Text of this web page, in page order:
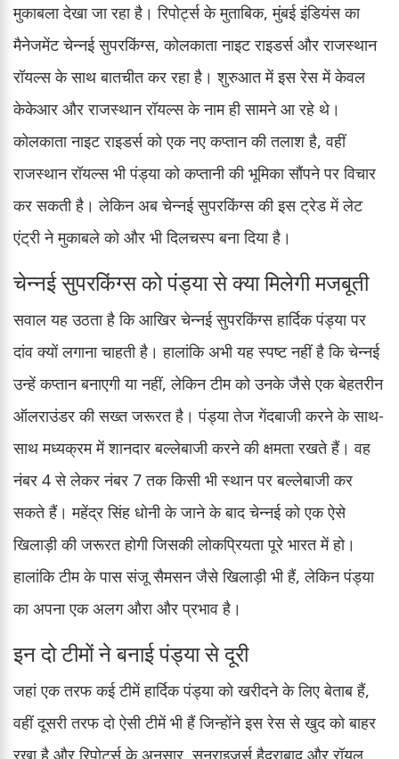
मुकाबला देखा जा रहा है। रिपोर्ट्स के मुताबिक, मुंबई इंडियंस का
मैनेजमेंट चेन्नई सुपरकिंग्स, कोलकाता नाइट राइडर्स और राजस्थान
रॉयल्स के साथ बातचीत कर रहा है। शुरुआत में इस रेस में केवल
केकेआर और राजस्थान रॉयल्स के नाम ही सामने आ रहे थे।
कोलकाता नाइट राइडर्स को एक नए कप्तान की तलाश है, वहीं
राजस्थान रॉयल्स भी पंड्या को कप्तानी की भूमिका सौंपने पर विचार
कर सकती है। लेकिन अब चेन्नई सुपरकिंग्स की इस ट्रेड में लेट
एंट्री ने मुकाबले को और भी दिलचस्प बना दिया है।
चेन्नई सुपरकिंग्स को पंड्या से क्या मिलेगी मजबूती
सवाल यह उठता है कि आखिर चेन्नई सुपरकिंग्स हार्दिक पंड्या पर
दांव क्यों लगाना चाहती है। हालांकि अभी यह स्पष्ट नहीं है कि चेन्नई
उन्हें कप्तान बनाएगी या नहीं, लेकिन टीम को उनके जैसे एक बेहतरीन
ऑलराउंडर की सख्त जरूरत है। पंड्या तेज गेंदबाजी करने के साथ-
साथ मध्यक्रम में शानदार बल्लेबाजी करने की क्षमता रखते हैं। वह
नंबर 4 से लेकर नंबर 7 तक किसी भी स्थान पर बल्लेबाजी कर
सकते हैं। महेंद्र सिंह धोनी के जाने के बाद चेन्नई को एक ऐसे
खिलाड़ी की जरूरत होगी जिसकी लोकप्रियता पूरे भारत में हो।
हालांकि टीम के पास संजू सैमसन जैसे खिलाड़ी भी हैं, लेकिन पंड्या
का अपना एक अलग औरा और प्रभाव है।
इन दो टीमों ने बनाई पंड्या से दूरी
जहां एक तरफ कई टीमें हार्दिक पंड्या को खरीदने के लिए बेताब हैं,
वहीं दूसरी तरफ दो ऐसी टीमें भी हैं जिन्होंने इस रेस से खुद को बाहर
रखा है और रिपोर्ट्स के अनुसार, सनराइजर्स हैदराबाद और रॉयल